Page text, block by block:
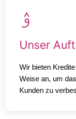
Unser
Wir bieten
Weise an, um
Kunden zu